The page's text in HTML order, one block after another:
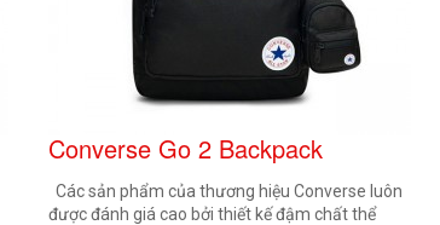
Converse Go 2 Backpack
Các sản phẩm của thương hiệu Converse luôn
được đánh giá cao bởi thiết kế đậm chất thể